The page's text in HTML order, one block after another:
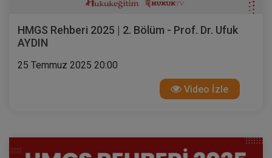
HMGS Rehberi 2025 | 2. Bölüm - Prof. Dr. Ufuk
AYDIN
25 Temmuz 2025 20:00
Video İzle